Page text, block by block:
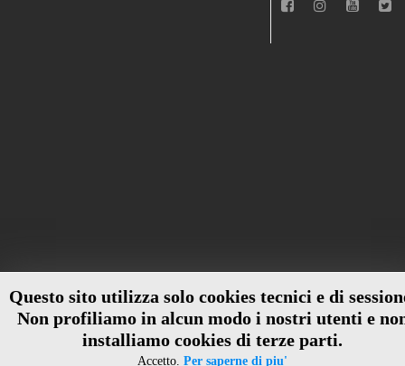
Questo sito utilizza solo cookies tecnici e di
Non profiliamo in alcun modo i nostri utenti e
installiamo cookies di terze parti.
Accetto. Per saperne di piu'